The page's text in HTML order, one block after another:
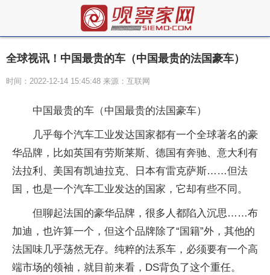
全球视讯！中国最贵的车（中国最贵的法国豪车）
时间：2022-12-14 15:45:48 来源：互联网
中国最贵的车（中国最贵的法国豪车）
几乎每个汽车工业发达国家都有一个全球著名的豪
华品牌，比如英国有劳斯莱斯、德国有奔驰、意大利有
法拉利、美国有凯迪拉克、日本有雷克萨斯……但法
国，也是一个汽车工业发达的国家，它却有些不同。
但聊起法国的豪华品牌，很多人都陷入沉思……布
加迪，也许算一个，但这个品牌除了“国籍”外，其他的
法国味几乎荡然无存。纯粹的法系车，必须要有一个高
端市场的领袖，就目前来看，DS背负了这个重任。